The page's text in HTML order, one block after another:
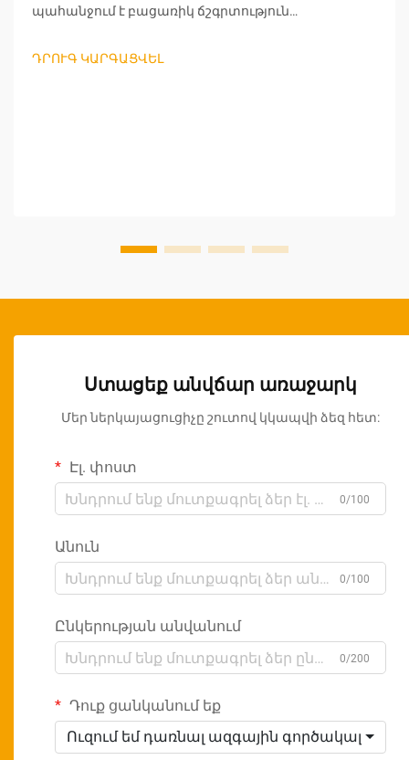
պահանջում է բացառիկ ճշգրտություն
բաղադրիչների պատրաստման ժամանակ:
ԴՐՈՒԳ ԿԱՐԳԱՑՎԵԼ
Ստացեք անվճար առաջարկ
Մեր ներկայացուցիչը շուտով կկապվի ձեզ հետ:
Էլ. փոստ
0/100
Անուն
0/100
Ընկերության անվանում
0/200
Դուք ցանկանում եք
Ուզում եմ դառնալ ազգային գործակալ